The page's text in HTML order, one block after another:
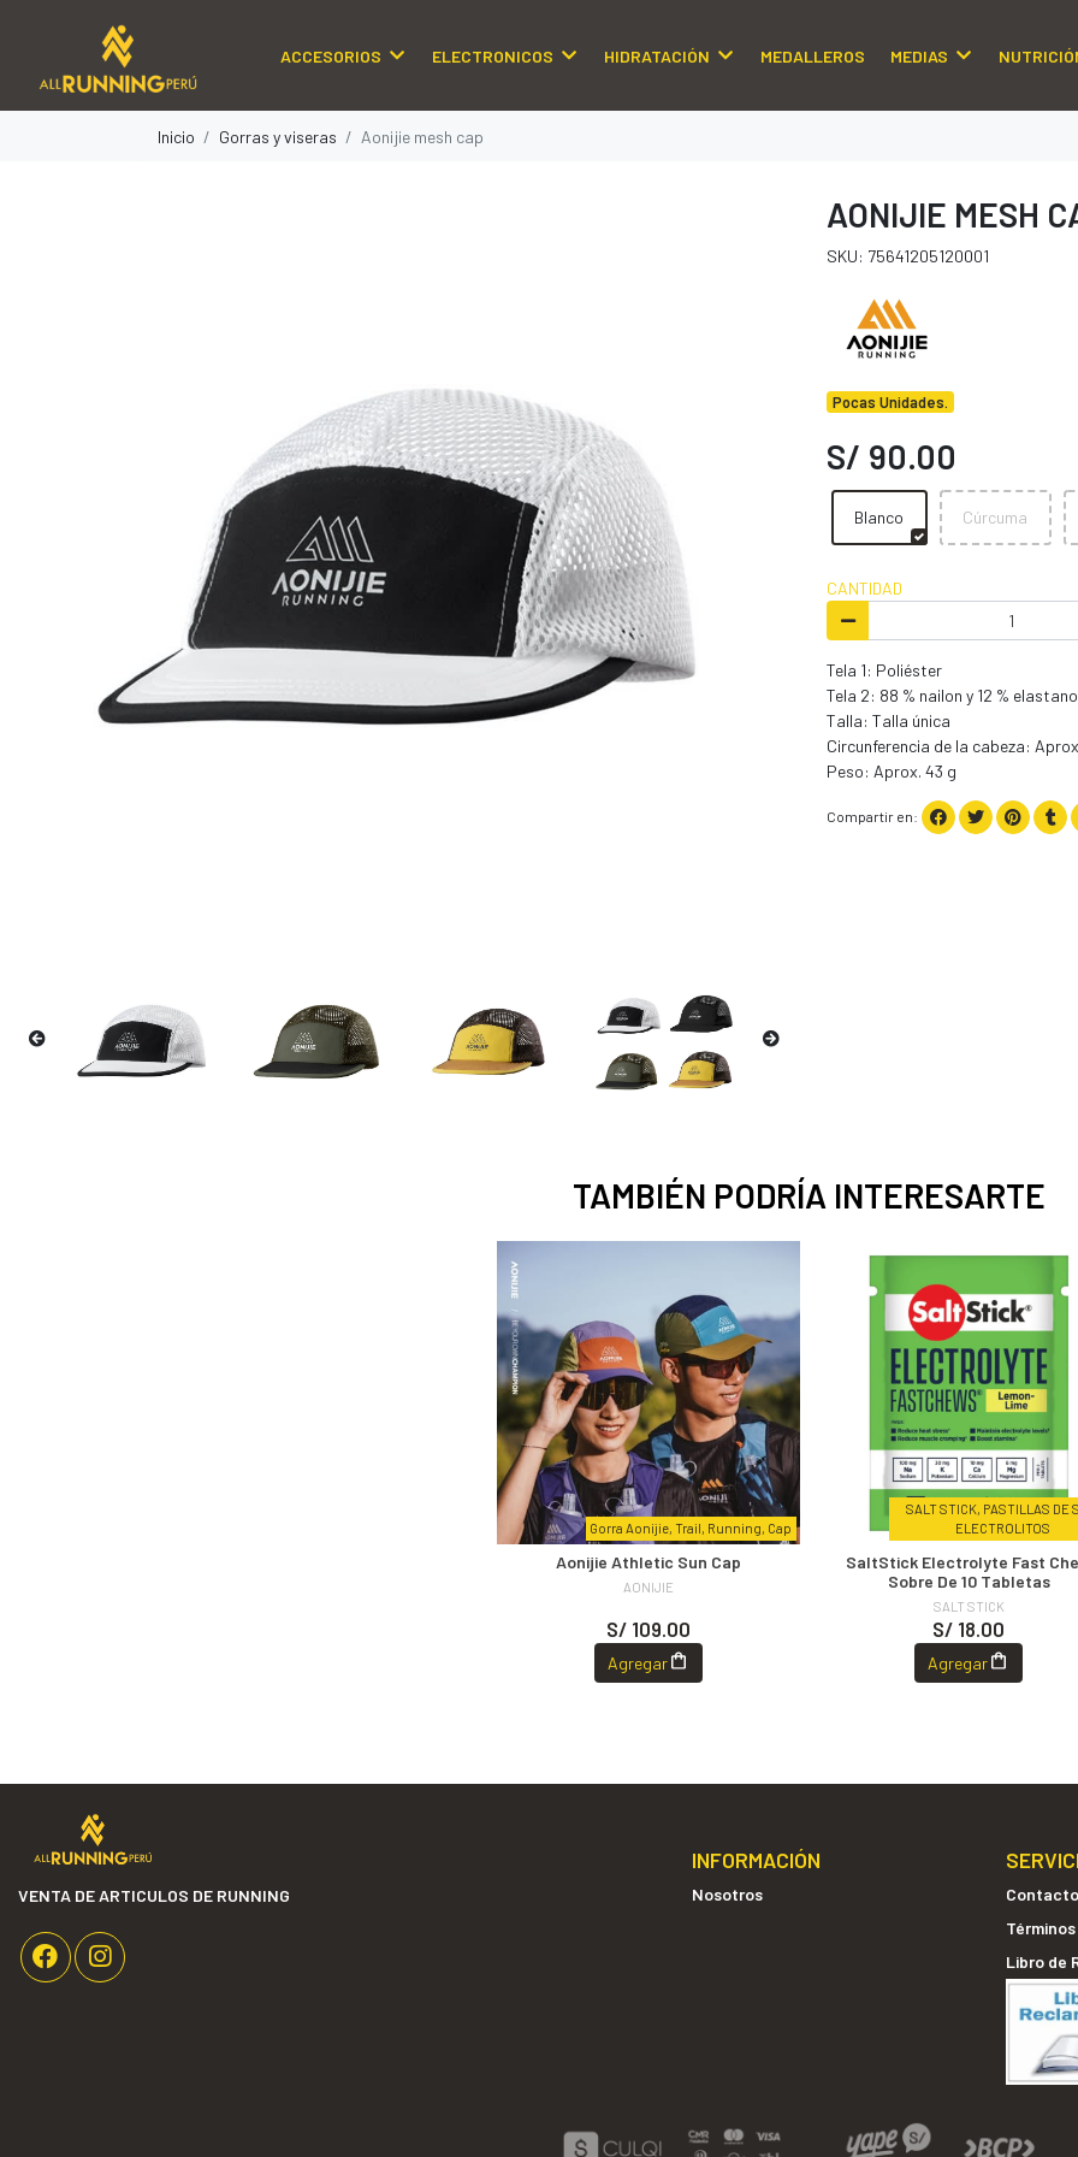
ACCESORIOS ELECTRONICOS HIDRATACIÓN MEDALLEROS MEDIAS
Inicio Gorras y viseras Aonijie mesh cap
AONIJIE MESH
SKU: 75641205120001
Pocas Unidades.
S/ 90.00
Blanco Cúrcuma
CANTIDAD
Tela 1: Poliéster
Tela 2: 88 % nailon y 12 % elastano
Talla: Talla única
Circunferencia de la cabeza:
Peso: Aprox. 43 g
Compartir en:
TAMBIÉN PODRÍA INTERESARTE
Gorra Aonijie, Trail, Running, Cap
Aonijie Athletic Sun Cap
AONIJIE
S/ 109.00
Agregar
SALT STICK, PASTILLAS DE
ELECTROLITOS
SaltStick Electrolyte Fast
Sobre De 10 Tabletas
SALT STICK
S/ 18.00
Agregar
VENTA DE ARTICULOS DE RUNNING
INFORMACIÓN
Nosotros
Contacto
Libro de